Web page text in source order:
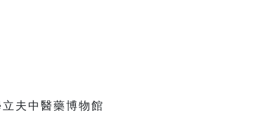
夫中醫藥博物館